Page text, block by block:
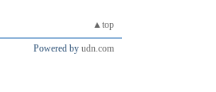
▲top
Powered by udn.com